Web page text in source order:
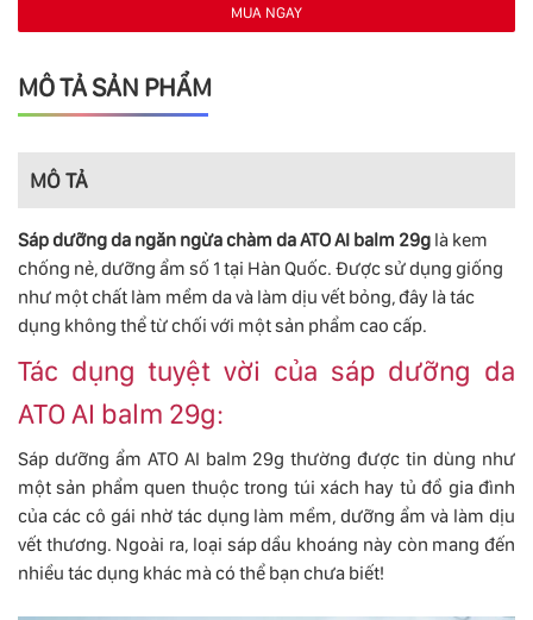
MUA NGAY
MÔ TẢ SẢN PHẨM
MÔ TẢ
Sáp dưỡng da ngăn ngừa chàm da ATO AI balm 29g là kem
chống nẻ, dưỡng ẩm số 1 tại Hàn Quốc. Được sử dụng giống
như một chất làm mềm da và làm dịu vết bỏng, đây là tác
dụng không thể từ chối với một sản phẩm cao cấp.
Tác dụng tuyệt vời của sáp dưỡng da
ATO AI balm 29g:
Sáp dưỡng ẩm ATO AI balm 29g thường được tin dùng như
một sản phẩm quen thuộc trong túi xách hay tủ đồ gia đình
của các cô gái nhờ tác dụng làm mềm, dưỡng ẩm và làm dịu
vết thương. Ngoài ra, loại sáp dầu khoáng này còn mang đến
nhiều tác dụng khác mà có thể bạn chưa biết!